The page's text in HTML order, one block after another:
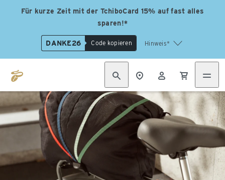
Für kurze Zeit mit der TchiboCard 15% auf fast alles
sparen!*
DANKE26 Code kopieren Hinweis*